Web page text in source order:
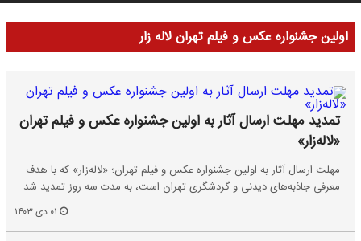
اولین جشنواره عکس و فیلم تهران لاله زار
تمدید مهلت ارسال آثار به اولین جشنواره عکس و فیلم تهران
«لاله‌زار»
مهلت ارسال آثار به اولین جشنواره عکس و فیلم تهران؛ «لاله‌زار» که با هدف
معرفی جاذبه‌های دیدنی و گردشگری تهران است، به مدت سه روز تمدید شد.